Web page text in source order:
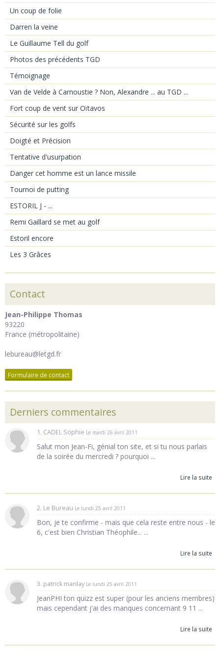
Un coup de folie
Darren la veine
Le Guillaume Tell du golf
Photos des précédents TGD
Témoignage
Van de Velde à Carnoustie ? Non, Alexandre ... au TGD ...
Fort coup de vent sur Oïtavos
Sécurité sur les golfs
Doigté et Précision
Tentative d'usurpation
Danger cet homme est un lance missile
Tournoi de putting
ESTORIL J - ...
Remi Gaillard se met au golf
Estoril encore
Les 3 Grâces
Contact
Jean-Philippe Thomas
93220
France (métropolitaine)
lebureau@letgd.fr
Formulaire de contact
Derniers commentaires
1. CADEL Sophie Le mardi 26 avril 2011
Salut mon Jean-Fi, génial ton site, et si tu nous parlais
de la soirée du mercredi ? pourquoi ...
Lire la suite
2. Le Bureau Le lundi 25 avril 2011
Bon, je te confirme - mais que cela reste entre nous - le
6, c'est bien Christian Théophile... ...
Lire la suite
3. patrick manlay Le lundi 25 avril 2011
JeanPHI ton quizz est super (pour les anciens membres)
mais cependant j'ai des manques concernant 9 11 ...
Lire la suite